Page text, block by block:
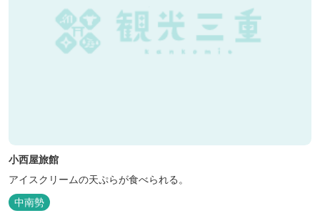
小西屋旅館
アイスクリームの天ぷらが食べられる。
中南勢